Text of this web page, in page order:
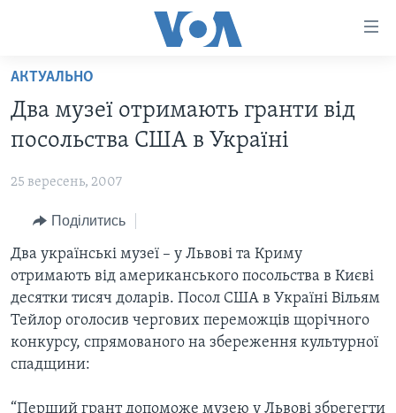
Перейти
матеріалу
Перейти
меню
Перейти
до
Пошуку
АКТУАЛЬНО
США
УКРАЇНА
ВІЙНА - ЦЕ ОСОБИСТЕ
УКРАЇНЦІ У СВІТІ
НАУКА
ЗДОРОВ'Я
ПОЛІТИКА В США
АДМІНІСТРАЦІЯ ПРЕЗИДЕНТА ТРАМПА: ПЕРШІ 100
УКРАЇНЦІ В АМЕРИЦІ
УКРАЇНА
ІНТЕРВ'Ю
БОРОТЬБА З ДЕЗІНФОРМАЦІЄЮ
ВІДЕО
АКТУАЛЬНО
Два музеї отримають гранти від
посольства США в Україні
25 вересень, 2007
Поділитись
Два українські музеї – у Львові та Криму
отримають від американського посольства в Києві
десятки тисяч доларів. Посол США в Україні Вільям
Тейлор оголосив чергових переможців щорічного
конкурсу, спрямованого на збереження культурної
спадщини:
“Перший грант допоможе музею у Львові збрегегти